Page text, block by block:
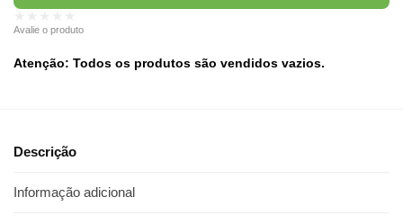
Avalie o produto
Atenção: Todos os produtos são vendidos vazios.
Descrição
Informação adicional